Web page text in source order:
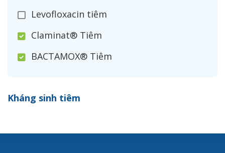
Levofloxacin tiêm
Claminat® Tiêm
BACTAMOX® Tiêm
Ceftizoxim®
Kháng sinh tiêm